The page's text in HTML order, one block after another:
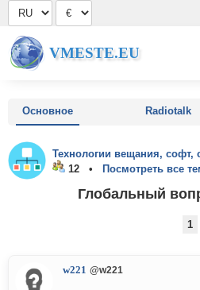
VMESTE.EU
Основное Radiotalk
Технологии вещания, софт,
12 •
Посмотреть все
Глобальный
1
w221 @w221